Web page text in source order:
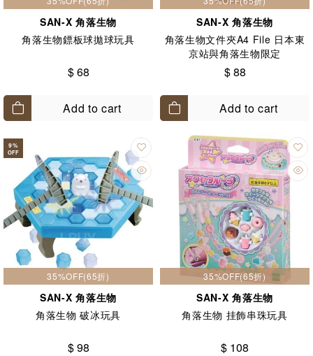
SAN-X 角落生物
角落生物鏢板球拋球玩具
$ 68
Add to cart
SAN-X 角落生物
角落生物文件夾A4 File 日本東
京站與角落生物限定
$ 88
Add to cart
9%
OFF
35%OFF(65折)
SAN-X 角落生物
角落生物 破冰玩具
$ 98
35%OFF(65折)
SAN-X 角落生物
角落生物 挂飾串珠玩具
$ 108